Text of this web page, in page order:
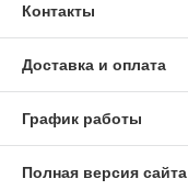
Контакты
Доставка и оплата
График работы
Полная версия сайта